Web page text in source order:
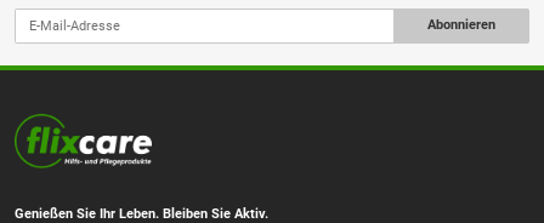
Abonnieren
Genießen Sie Ihr Leben. Bleiben Sie Aktiv.